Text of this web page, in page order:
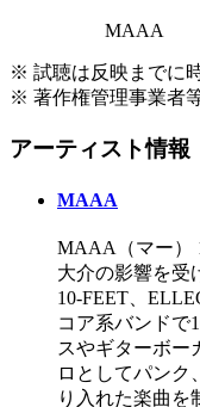
MAAA
※ 試聴は反映までに
※ 著作権管理事業者
アーティスト情報
MAAA
MAAA（マー）
大介の影響を受
10-FEET、
コア系バンドで
スやギターボー
ロとしてパンク
り入れた楽曲を